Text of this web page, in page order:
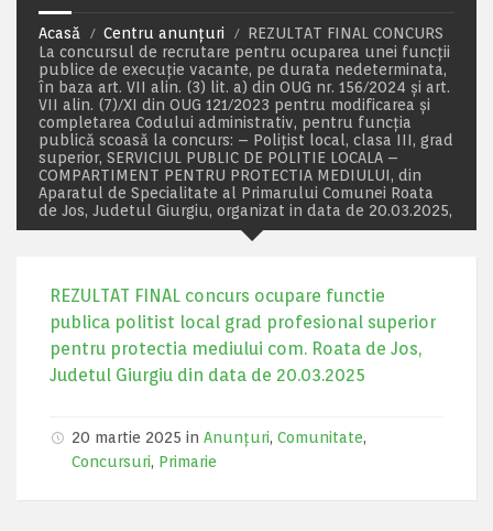
Acasă Centru anunțuri
REZULTAT FINAL CONCURS
La concursul de recrutare pentru ocuparea unei funcţii
publice de execuţie vacante, pe durata nedeterminata,
în baza art. VII alin. (3) lit. a) din OUG nr. 156/2024 și art.
VII alin. (7)/XI din OUG 121/2023 pentru modificarea și
completarea Codului administrativ, pentru funcția
publică scoasă la concurs: – Poliţist local, clasa III, grad
superior, SERVICIUL PUBLIC DE POLITIE LOCALA –
COMPARTIMENT PENTRU PROTECTIA MEDIULUI, din
Aparatul de Specialitate al Primarului Comunei Roata
de Jos, Judetul Giurgiu, organizat in data de 20.03.2025,
REZULTAT FINAL concurs ocupare functie
publica politist local grad profesional superior
pentru protectia mediului com. Roata de Jos,
Judetul Giurgiu din data de 20.03.2025
20 martie 2025 in Anunțuri, Comunitate,
Concursuri, Primarie